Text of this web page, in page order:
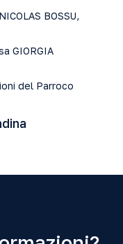
BOSSU,
GIORGIA
del Parroco